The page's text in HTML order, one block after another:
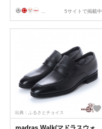
5サイトで掲載中
出典：ふるさとチョイス